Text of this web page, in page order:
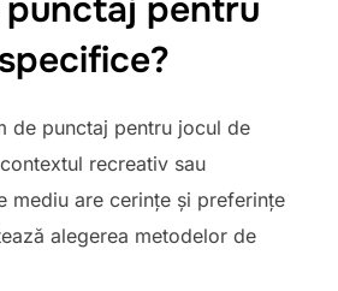
punctaj pentru
de punctaj pentru jocul de
recreativ sau
mediu are cerințe și preferințe
alegerea metodelor de